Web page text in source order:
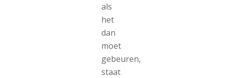
als
het
dan
moet
gebeuren,
staat